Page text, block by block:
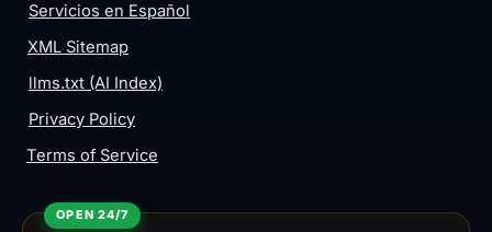
Servicios en Español
XML Sitemap
llms.txt (AI Index)
Privacy Policy
Terms of Service